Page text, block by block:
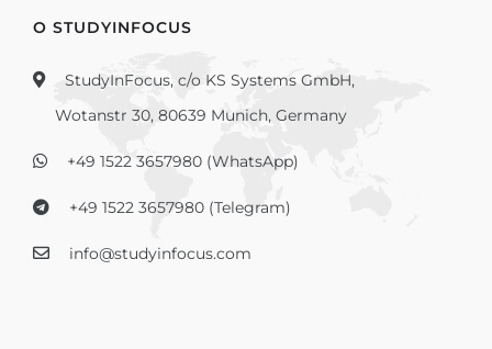
О STUDYINFOCUS
StudyInFocus, c/o KS Systems GmbH,
Wotanstr 30, 80639 Munich, Germany
+49 1522 3657980 (WhatsApp)
+49 1522 3657980 (Telegram)
info@studyinfocus.com